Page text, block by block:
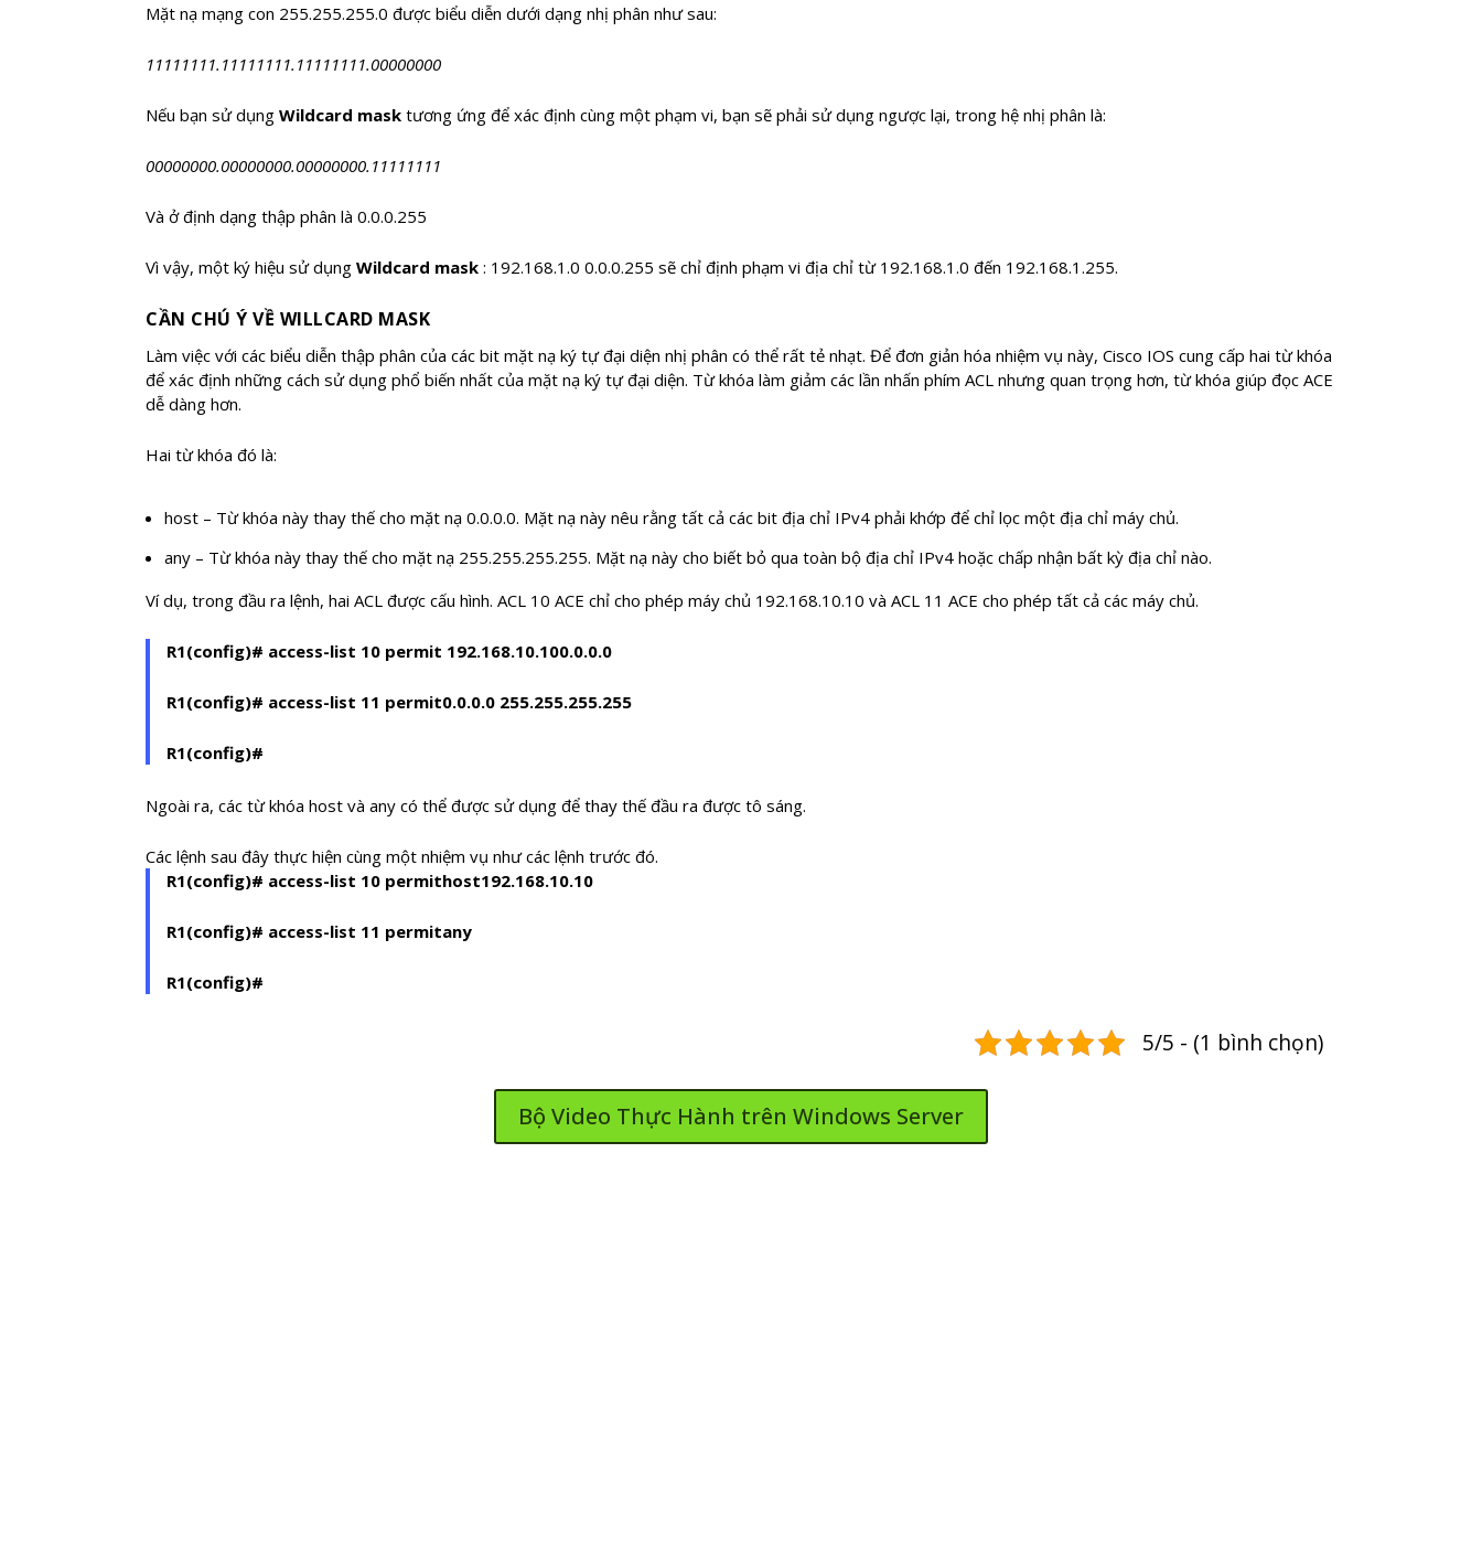
Mặt nạ mạng con 255.255.255.0 được biểu diễn dưới dạng nhị phân như sau:
11111111.11111111.11111111.00000000
Nếu bạn sử dụng Wildcard mask tương ứng để xác định cùng một phạm vi, bạn sẽ phải sử dụng ngược lại, trong hệ nhị phân là:
00000000.00000000.00000000.11111111
Và ở định dạng thập phân là 0.0.0.255
Vì vậy, một ký hiệu sử dụng Wildcard mask : 192.168.1.0 0.0.0.255 sẽ chỉ định phạm vi địa chỉ từ 192.168.1.0 đến 192.168.1.255.
CẦN CHÚ Ý VỀ WILLCARD MASK
Làm việc với các biểu diễn thập phân của các bit mặt nạ ký tự đại diện nhị phân có thể rất tẻ nhạt. Để đơn giản hóa nhiệm vụ này, Cisco IOS cung cấp hai từ khóa
để xác định những cách sử dụng phổ biến nhất của mặt nạ ký tự đại diện. Từ khóa làm giảm các lần nhấn phím ACL nhưng quan trọng hơn, từ khóa giúp đọc ACE
dễ dàng hơn.
Hai từ khóa đó là:
host – Từ khóa này thay thế cho mặt nạ 0.0.0.0. Mặt nạ này nêu rằng tất cả các bit địa chỉ IPv4 phải khớp để chỉ lọc một địa chỉ máy chủ.
any – Từ khóa này thay thế cho mặt nạ 255.255.255.255. Mặt nạ này cho biết bỏ qua toàn bộ địa chỉ IPv4 hoặc chấp nhận bất kỳ địa chỉ nào.
Ví dụ, trong đầu ra lệnh, hai ACL được cấu hình. ACL 10 ACE chỉ cho phép máy chủ 192.168.10.10 và ACL 11 ACE cho phép tất cả các máy chủ.
R1(config)# access-list 10 permit 192.168.10.100.0.0.0
R1(config)# access-list 11 permit0.0.0.0 255.255.255.255
R1(config)#
Ngoài ra, các từ khóa host và any có thể được sử dụng để thay thế đầu ra được tô sáng.
Các lệnh sau đây thực hiện cùng một nhiệm vụ như các lệnh trước đó.
R1(config)# access-list 10 permithost192.168.10.10
R1(config)# access-list 11 permitany
R1(config)#
5/5 - (1 bình chọn)
Bộ Video Thực Hành trên Windows Server